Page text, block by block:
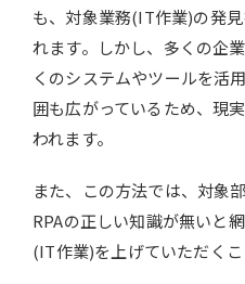
も、対象業務(IT作業)の発
れます。しかし、多くの企
くのシステムやツールを活
囲も広がっているため、現
われます。
また、この方法では、対象
RPAの正しい知識が無いと
(IT作業)を上げていただくこ